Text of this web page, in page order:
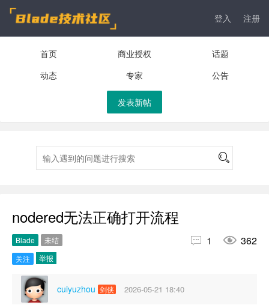
登入 注册
首页 商业授权
话题
动态
专家 公告
发表新帖
nodered无法正确打开流程
Blade
未结
关注
举报
 1  362
cuiyuzhou 剑侠 2026-05-21 18:40